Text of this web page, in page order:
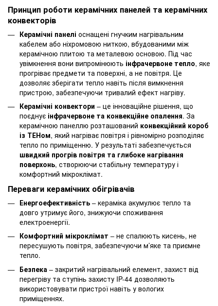
Принцип роботи керамічних панелей та керамічних
конвекторів
Керамічні панелі оснащені гнучким нагрівальним
кабелем або ніхромовою ниткою, вбудованими між
керамічною плитою та металевою основою. Під час
увімкнення вони випромінюють інфрачервоне тепло, яке
прогріває предмети та поверхні, а не повітря. Це
дозволяє зберігати тепло навіть після вимкнення
пристрою, забезпечуючи тривалий ефект нагріву.
Керамічні конвектори – це інноваційне рішення, що
поєднує інфрачервоне та конвекційне опалення. За
керамічною панеллю розташований конвекційний короб
із ТЕНом, який нагріває повітря і рівномірно розподіляє
тепло по приміщенню. У результаті забезпечується
швидкий прогрів повітря та глибоке нагрівання
поверхонь, створюючи стабільну температуру і
комфортний мікроклімат.
Переваги керамічних обігрівачів
Енергоефективність – кераміка акумулює тепло та
довго утримує його, знижуючи споживання
електроенергії.
Комфортний мікроклімат – не спалюють кисень, не
пересушують повітря, забезпечуючи м’яке та приємне
тепло.
Безпека – закритий нагрівальний елемент, захист від
перегріву та ступінь захисту IP-44 дозволяють
використовувати пристрої навіть у вологих
приміщеннях.